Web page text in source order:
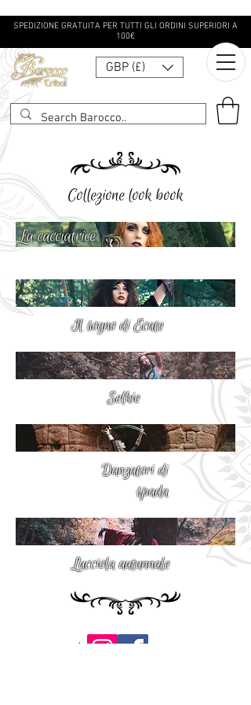
SPEDIZIONE GRATUITA PER TUTTI GLI ORDINI SUPERIORI A
100€
GBP (£)
Collezione look book
La cacciatrice
Il sogno di Ecate
Selkie
Danzatori di
spada
Lucciola autunnale
Follow us!